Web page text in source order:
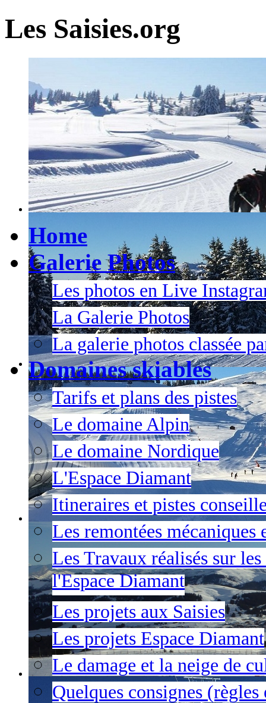
Les Saisies.org
Home
Galerie Photos
Les photos en Live
La Galerie Photos
La galerie photos classée
Domaines skiables
Tarifs et plans des pistes
Le domaine Alpin
Le domaine Nordique
L'Espace Diamant
Itineraires et pistes
Les remontées mécaniques
Les Travaux réalisés sur
l'Espace Diamant
Les projets aux Saisies
Les projets Espace Diamant
Le damage et la neige de
Quelques consignes (règles